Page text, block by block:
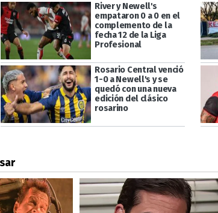
River y Newell's
empataron 0 a 0 en el
complemento de la
fecha 12 de la Liga
Profesional
Rosario Central venció
1-0 a Newell's y se
quedó con una nueva
edición del clásico
rosarino